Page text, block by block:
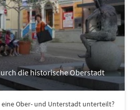
die historische Oberstadt
eine Ober- und Unterstadt unterteilt?